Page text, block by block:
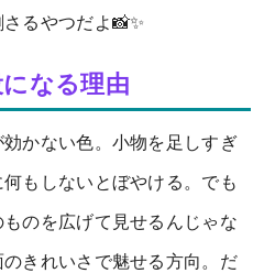
るやつだよ📸✨
なる理由
かない色。小物を足しすぎ
もしないとぼやける。でも
のを広げて見せるんじゃな
きれいさで魅せる方向。だ